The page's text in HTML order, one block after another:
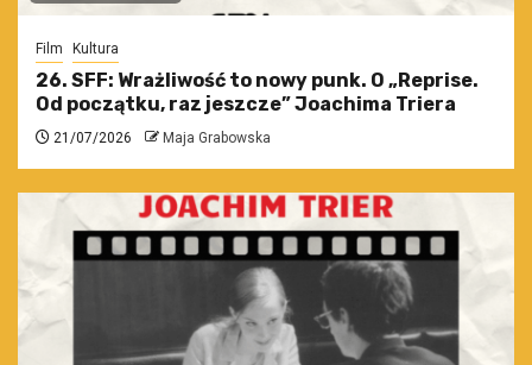
Film Kultura
26. SFF: Wrażliwość to nowy punk. O „Reprise.
Od początku, raz jeszcze” Joachima Triera
21/07/2026 Maja Grabowska